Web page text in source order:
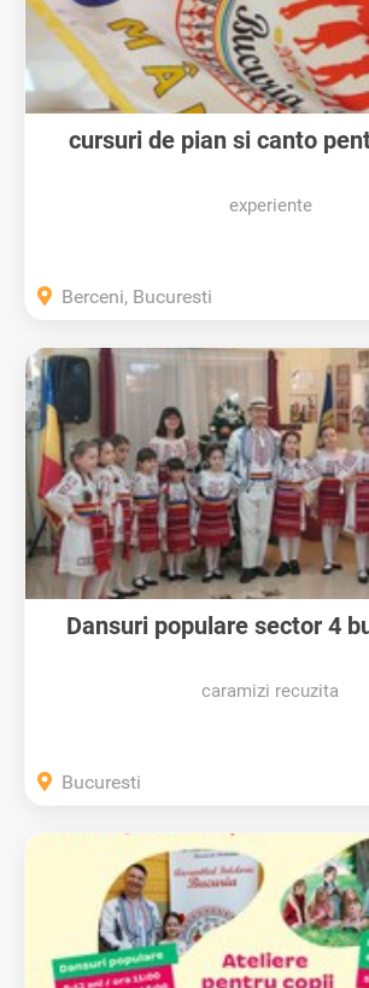
cursuri de pian si canto
experiente
Berceni, Bucuresti
Dansuri populare sector 4
caramizi recuzita
Bucuresti